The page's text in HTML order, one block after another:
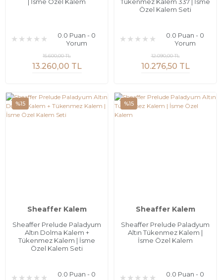
0.0 Puan - 0
Yorum
13.260,00 TL
15.600,00 TL
Özel Kalem Seti
0.0 Puan - 0
Yorum
10.276,50 TL
12.090,00 TL
%15
Sheaffer Kalem
Sheaffer Prelude Paladyum
Altın Dolma Kalem +
Tükenmez Kalem | İsme
Özel Kalem Seti
0.0 Puan - 0
%15
Sheaffer Kalem
Sheaffer Prelude Paladyum
Altın Tükenmez Kalem |
İsme Özel Kalem
0.0 Puan - 0